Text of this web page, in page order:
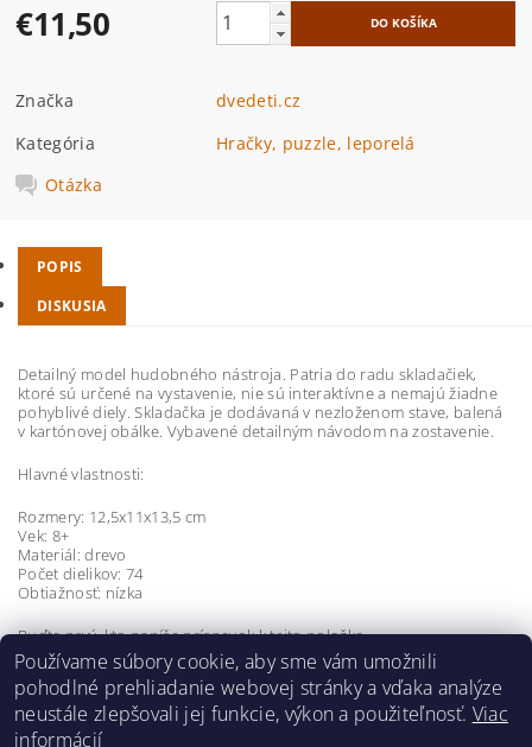
€11,50
Značka
dvedeti.cz
Kategória
Hračky, puzzle, leporelá
Otázka
POPIS
DISKUSIA
Detailný model hudobného nástroja. Patria do radu skladačiek,
ktoré sú určené na vystavenie, nie sú interaktívne a nemajú žiadne
pohyblivé diely. Skladačka je dodávaná v nezloženom stave, balená
v kartónovej obálke. Vybavené detailným návodom na zostavenie.
Hlavné vlastnosti:
Rozmery: 12,5x11x13,5 cm
Vek: 8+
Materiál: drevo
Počet dielikov: 74
Obtiažnosť: nízka
Buďte prvý, kto napíše príspevok k tejto položke.
Pridať komentár
Používame súbory cookie, aby sme vám umožnili
pohodlné prehliadanie webovej stránky a vďaka analýze
neustále zlepšovali jej funkcie, výkon a použiteľnosť. Viac
informácií